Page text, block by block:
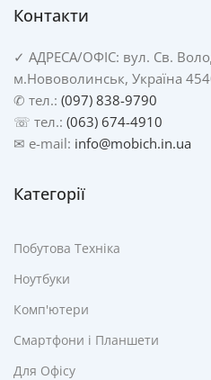
Контакти
✓ АДРЕСА/ОФІС: вул. Св.
м.Нововолинськ, Україна
✆ тел.: (097) 838-9790
☏ тел.: (063) 674-4910
✉ e-mail: info@mobich.in.ua
Категорії
Побутова Техніка
Ноутбуки
Комп'ютери
Смартфони і Планшети
Для Офісу